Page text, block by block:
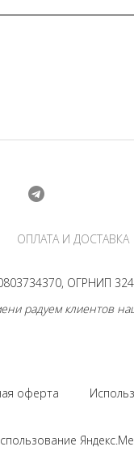
ОПЛАТА И ДОСТАВКА
ОГРНИП
радуем клиентов
оферта